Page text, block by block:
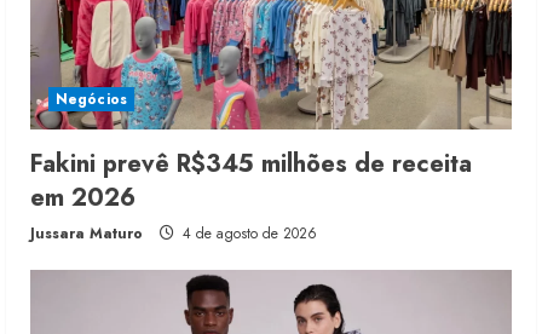
Negócios
Fakini prevê R$345 milhões de receita
em 2026
Jussara Maturo 4 de agosto de 2026